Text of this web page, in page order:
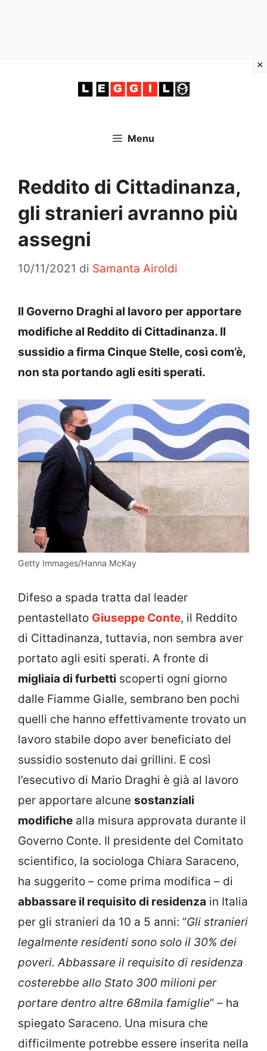
Menu
Reddito di Cittadinanza,
gli stranieri avranno più
assegni
10/11/2021 di Samanta Airoldi
Il Governo Draghi al lavoro per apportare
modifiche al Reddito di Cittadinanza. Il
sussidio a firma Cinque Stelle, così com’è,
non sta portando agli esiti sperati.
Getty Immages/Hanna McKay
Difeso a spada tratta dal leader
pentastellato Giuseppe Conte, il Reddito
di Cittadinanza, tuttavia, non sembra aver
portato agli esiti sperati. A fronte di
migliaia di furbetti scoperti ogni giorno
dalle Fiamme Gialle, sembrano ben pochi
quelli che hanno effettivamente trovato un
lavoro stabile dopo aver beneficiato del
sussidio sostenuto dai grillini. E così
l’esecutivo di Mario Draghi è già al lavoro
per apportare alcune sostanziali
modifiche alla misura approvata durante il
Governo Conte. Il presidente del Comitato
scientifico, la sociologa Chiara Saraceno,
ha suggerito – come prima modifica – di
abbassare il requisito di residenza in Italia
per gli stranieri da 10 a 5 anni: “Gli stranieri
legalmente residenti sono solo il 30% dei
poveri. Abbassare il requisito di residenza
costerebbe allo Stato 300 milioni per
portare dentro altre 68mila famiglie” – ha
spiegato Saraceno. Una misura che
difficilmente potrebbe essere inserita nella